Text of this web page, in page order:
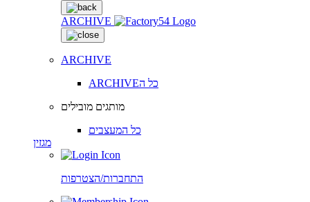
ARCHIVE
ARCHIVE
ARCHIVEכל ה
מותגים מובילים
כל המעצבים
מגזין
התחברות/הצטרפות